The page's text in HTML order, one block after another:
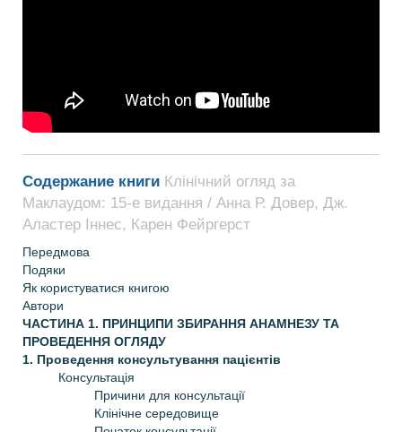
Содержание книги Клінічний огляд за
Маклаудом: 15-е видання / Анна Р. Довер, Дж.
Аластер Іннес, Карен Фейргерст
Передмова
Подяки
Як користуватися книгою
Автори
ЧАСТИНА 1. ПРИНЦИПИ ЗБИРАННЯ АНАМНЕЗУ ТА
ПРОВЕДЕННЯ ОГЛЯДУ
1. Проведення консультування пацієнтів
Консультація
Причини для консультації
Клінічне середовище